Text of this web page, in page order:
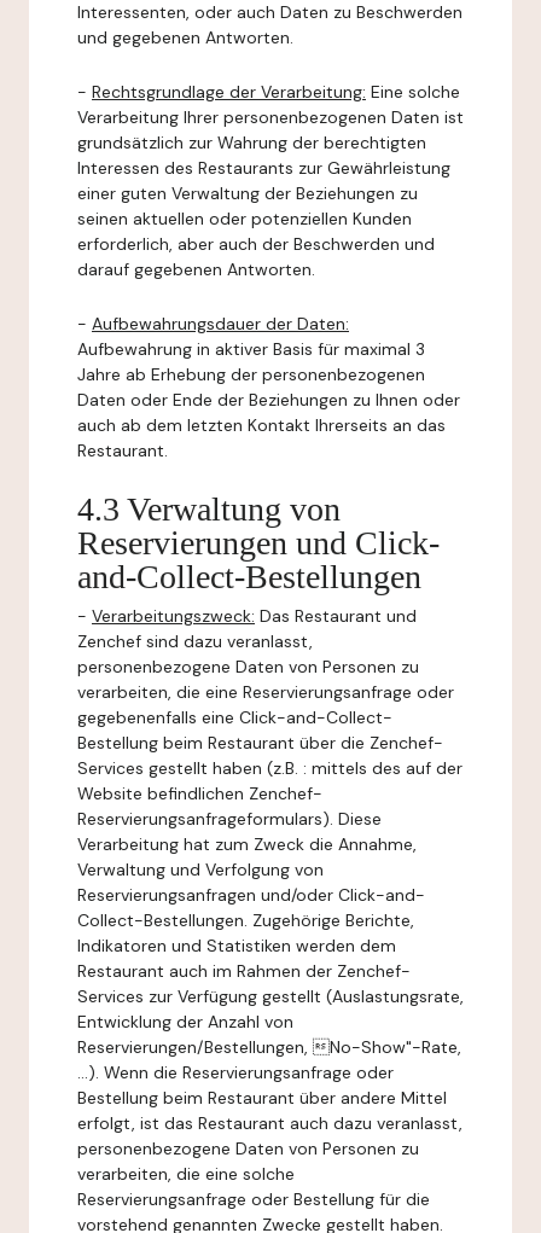
Interessenten, oder auch Daten zu Beschwerden
und gegebenen Antworten.
- Rechtsgrundlage der Verarbeitung: Eine solche
Verarbeitung Ihrer personenbezogenen Daten ist
grundsätzlich zur Wahrung der berechtigten
Interessen des Restaurants zur Gewährleistung
einer guten Verwaltung der Beziehungen zu
seinen aktuellen oder potenziellen Kunden
erforderlich, aber auch der Beschwerden und
darauf gegebenen Antworten.
- Aufbewahrungsdauer der Daten:
Aufbewahrung in aktiver Basis für maximal 3
Jahre ab Erhebung der personenbezogenen
Daten oder Ende der Beziehungen zu Ihnen oder
auch ab dem letzten Kontakt Ihrerseits an das
Restaurant.
4.3 Verwaltung von
Reservierungen und Click-
and-Collect-Bestellungen
- Verarbeitungszweck: Das Restaurant und
Zenchef sind dazu veranlasst,
personenbezogene Daten von Personen zu
verarbeiten, die eine Reservierungsanfrage oder
gegebenenfalls eine Click-and-Collect-
Bestellung beim Restaurant über die Zenchef-
Services gestellt haben (z.B. : mittels des auf der
Website befindlichen Zenchef-
Reservierungsanfrageformulars). Diese
Verarbeitung hat zum Zweck die Annahme,
Verwaltung und Verfolgung von
Reservierungsanfragen und/oder Click-and-
Collect-Bestellungen. Zugehörige Berichte,
Indikatoren und Statistiken werden dem
Restaurant auch im Rahmen der Zenchef-
Services zur Verfügung gestellt (Auslastungsrate,
Entwicklung der Anzahl von
Reservierungen/Bestellungen, No-Show"-Rate,
...). Wenn die Reservierungsanfrage oder
Bestellung beim Restaurant über andere Mittel
erfolgt, ist das Restaurant auch dazu veranlasst,
personenbezogene Daten von Personen zu
verarbeiten, die eine solche
Reservierungsanfrage oder Bestellung für die
vorstehend genannten Zwecke gestellt haben.